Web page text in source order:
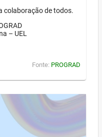
colaboração de todos.
– UEL
Fonte: PROGRAD